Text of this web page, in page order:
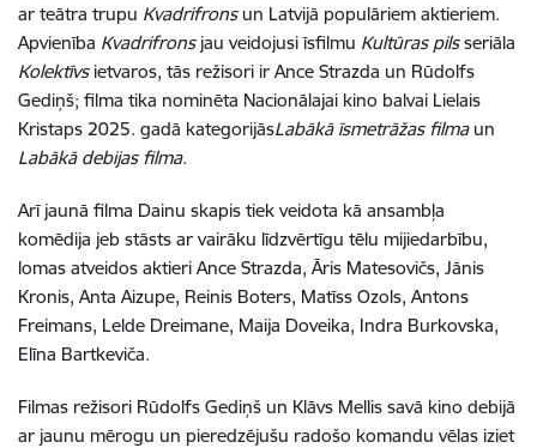
ar teātra trupu Kvadrifronsun Latvijā populāriem aktieriem.
Apvienība Kvadrifronsjau veidojusi īsfilmu Kultūras pilsseriāla
Kolektīvsietvaros, tās režisori ir Ance Strazda un Rūdolfs
Gediņš; filma tika nominēta Nacionālajai kino balvai Lielais
Kristaps 2025. gadā kategorijāsLabākā īsmetrāžas filmaun
Labākā debijas filma.
Arī jaunā filma Dainu skapis tiek veidota kā ansambļa
komēdija jeb stāsts ar vairāku līdzvērtīgu tēlu mijiedarbību,
lomas atveidos aktieri Ance Strazda, Āris Matesovičs, Jānis
Kronis, Anta Aizupe, Reinis Boters, Matīss Ozols, Antons
Freimans, Lelde Dreimane, Maija Doveika, Indra Burkovska,
Elīna Bartkeviča.
Filmas režisori Rūdolfs Gediņš un Klāvs Mellis savā kino debijā
ar jaunu mērogu un pieredzējušu radošo komandu vēlas iziet